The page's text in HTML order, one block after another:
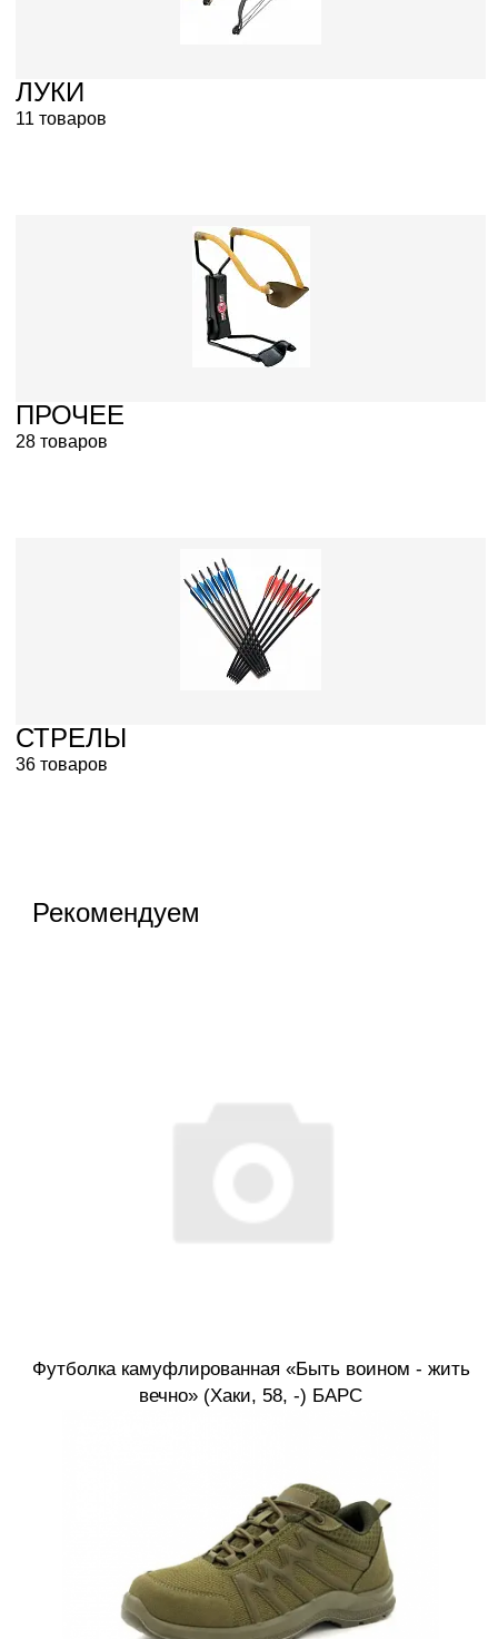
ЛУКИ
11 товаров
ПРОЧЕЕ
28 товаров
СТРЕЛЫ
36 товаров
Рекомендуем
Футболка камуфлированная «Быть воином - жить
вечно» (Хаки, 58, -) БАРС